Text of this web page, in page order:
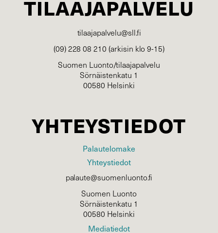
TILAAJAPALVELU
tilaajapalvelu@sll.fi
(09) 228 08 210 (arkisin klo 9-15)
Suomen Luonto/tilaajapalvelu
Sörnäistenkatu 1
00580 Helsinki
YHTEYSTIEDOT
Palautelomake
Yhteystiedot
palaute@suomenluonto.fi
Suomen Luonto
Sörnäistenkatu 1
00580 Helsinki
Mediatiedot